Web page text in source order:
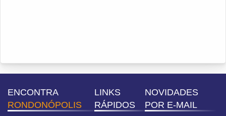
ENCONTRA
RONDONÓPOLIS
LINKS
RÁPIDOS
NOVIDADES
POR E-MAIL